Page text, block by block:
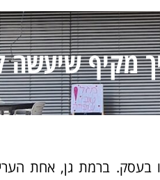
מקיף שיעשה
בעסק. ברמת גן, אחת